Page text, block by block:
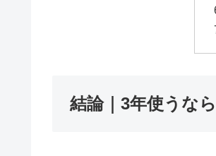
結論｜3年使うな